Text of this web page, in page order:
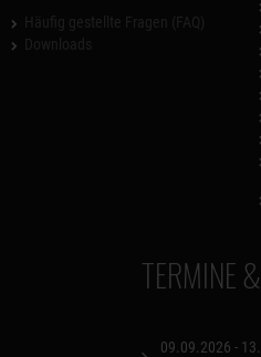
TERMINE
09.09.2026 -